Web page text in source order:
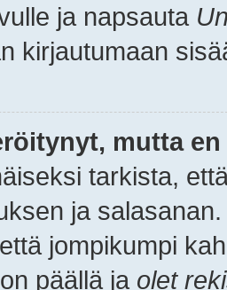
ja napsauta
kirjautumaan
mutta
tarkista,
ja
jompikumpi
päällä ja olet